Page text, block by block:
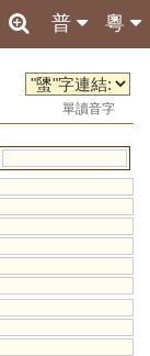
粵
普
單讀音字